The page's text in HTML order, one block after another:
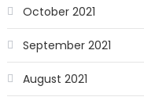
October 2021
September 2021
August 2021